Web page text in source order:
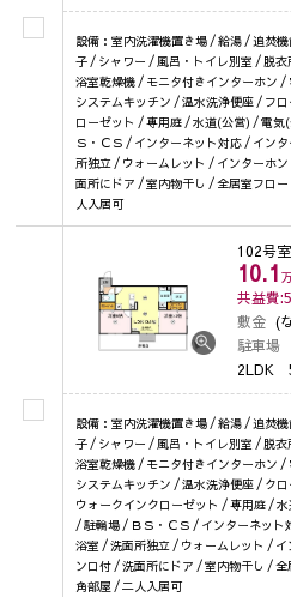
設備：室内洗濯機置き場 / 給湯 / 追焚
子 / シャワー / 風呂・トイレ別室 / 脱
浴室乾燥機 / モニタ付きインターホン
システムキッチン / 温水洗浄便座 / フ
ローゼット / 専用庭 / 水道(公営) / 電
Ｓ・ＣＳ / インターネット対応 / イン
所独立 / ウォームレット / インターホ
面所にドア / 室内物干し / 全居室フロ
人入居可
102号室
10.1
共益費
敷金 (
駐車場
2LDK
設備：室内洗濯機置き場 / 給湯 / 追焚
子 / シャワー / 風呂・トイレ別室 / 脱
浴室乾燥機 / モニタ付きインターホン
システムキッチン / 温水洗浄便座 / ク
ウォークインクローゼット / 専用庭 /
/ 駐輪場 / ＢＳ・ＣＳ / インターネッ
浴室 / 洗面所独立 / ウォームレット /
ンロ付 / 洗面所にドア / 室内物干し /
角部屋 / 二人入居可